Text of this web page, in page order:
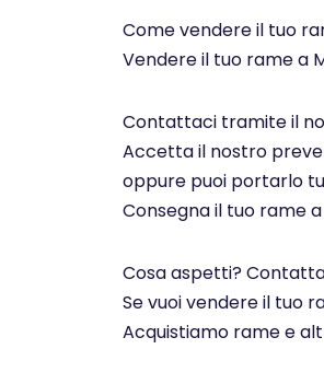
Come vendere il tuo
Vendere il tuo rame a
Contattaci tramite il
Accetta il nostro
oppure puoi portarlo
Consegna il tuo rame
Cosa aspetti?
Se vuoi vendere il tuo
Acquistiamo rame e